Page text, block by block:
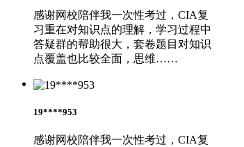
感谢网校陪伴我一次性考过，CIA复
习重在对知识点的理解，学习过程中
答疑群的帮助很大，套卷题目对知识
点覆盖也比较全面，思维……
19****953
感谢网校陪伴我一次性考过，CIA复